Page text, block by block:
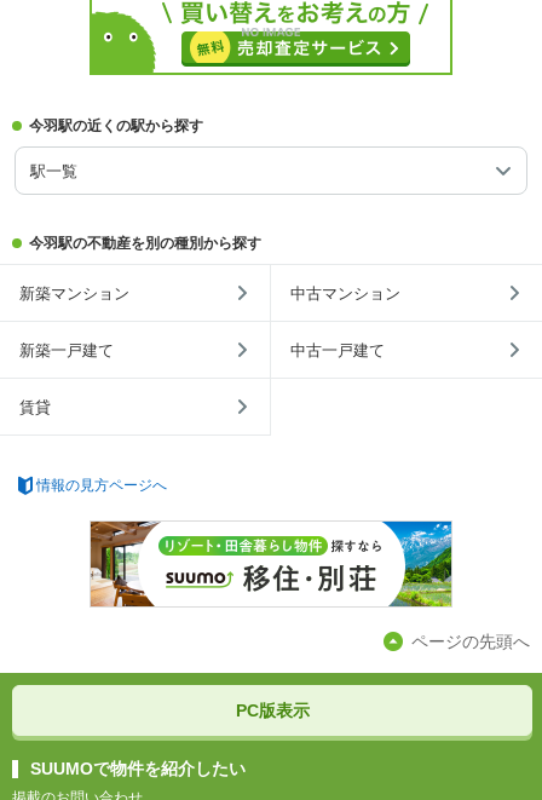
今羽駅の近くの駅から探す
駅一覧
今羽駅の不動産を別の種別から探す
新築マンション 中古マンション
新築一戸建て 中古一戸建て
賃貸
情報の見方ページへ
ページの先頭へ
PC版表示
SUUMOで物件を紹介したい